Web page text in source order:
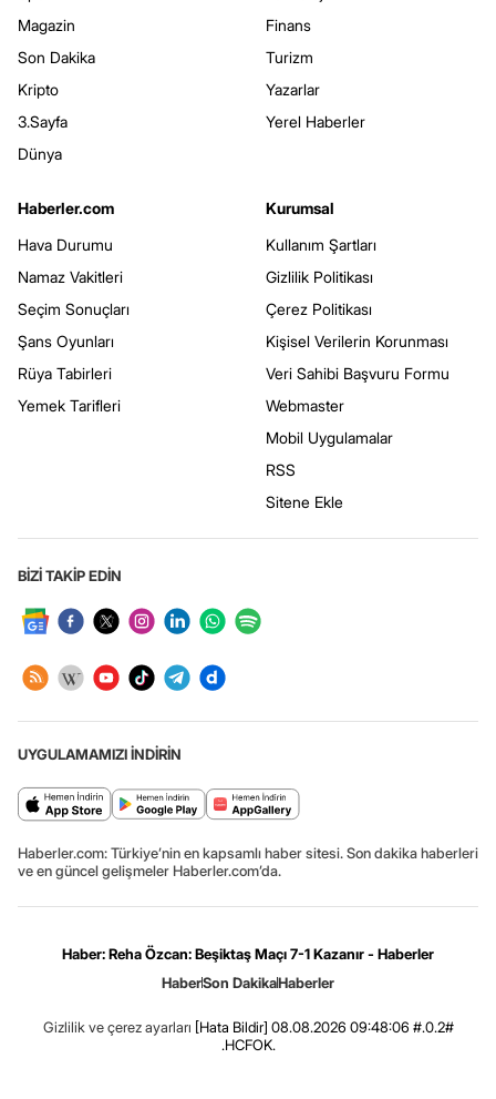
Magazin
Son Dakika
Kripto
3.Sayfa
Dünya
Finans
Turizm
Yazarlar
Yerel Haberler
Haberler.com
Hava Durumu
Namaz Vakitleri
Seçim Sonuçları
Şans Oyunları
Rüya Tabirleri
Yemek Tarifleri
Kurumsal
Kullanım Şartları
Gizlilik Politikası
Çerez Politikası
Kişisel Verilerin Korunması
Veri Sahibi Başvuru Formu
Webmaster
Mobil Uygulamalar
RSS
Sitene Ekle
BİZİ TAKİP EDİN
UYGULAMAMIZI İNDİRİN
Haberler.com: Türkiye’nin en kapsamlı haber sitesi. Son dakika haberleri
ve en güncel gelişmeler Haberler.com’da.
Haber: Reha Özcan: Beşiktaş Maçı 7-1 Kazanır - Haberler
HaberSon DakikaHaberler
Gizlilik ve çerez ayarları [Hata Bildir] 08.08.2026 09:48:06 #.0.2#
.HCFOK.